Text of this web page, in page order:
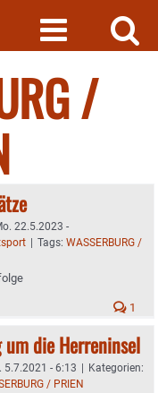
/
22.5.2023 -
| Tags: WASSERBURG /
1
die Herreninsel
5.7.2021 - 6:13 | Kategorien:
/ PRIEN